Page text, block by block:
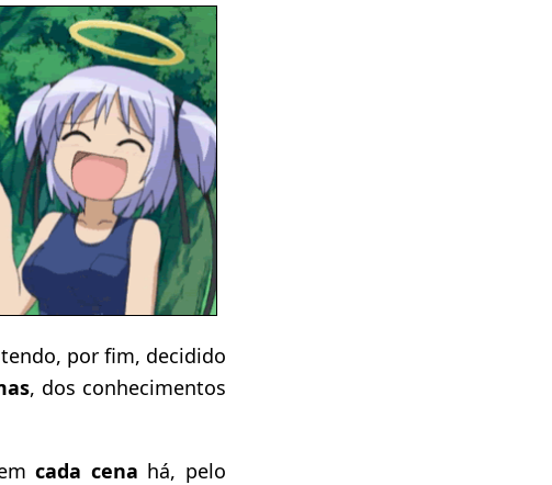
por fim, decidido
, dos conhecimentos
cada cena há, pelo